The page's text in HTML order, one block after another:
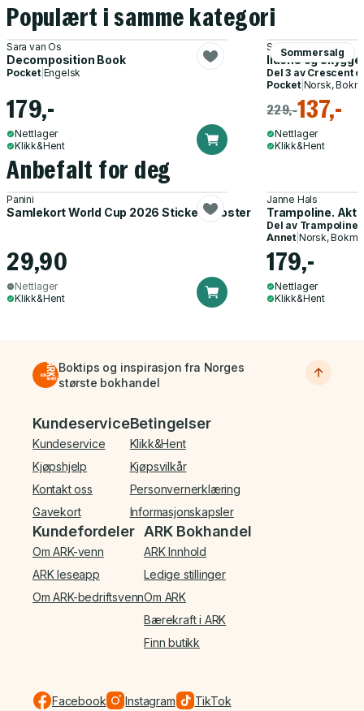
Populært i samme kategori
Sara van Os
Decomposition Book
Pocket| Engelsk
179,-
Nettlager
Klikk&Hent
Sommersalg
Sarah J. Maas
Ildens og
Del 3 av Crescent
Pocket| Norsk,
229,-137,-
Nettlager
Klikk&Hent
Anbefalt for deg
Panini
Samlekort World Cup 2026 Sticker Booster
29,90
Nettlager
Klikk&Hent
Janne Hals
Trampoline.
Del av Trampoline
Annet| Norsk,
179,-
Nettlager
Klikk&Hent
Boktips og inspirasjon fra Norges
største bokhandel
Bunnmeny
Kundeservice
Kundeservice
Kjøpshjelp
Kontakt oss
Gavekort
Betingelser
Klikk&Hent
Kjøpsvilkår
Personvernerklæring
Informasjonskapsler
Kundefordeler
Om ARK-venn
ARK leseapp
Om ARK-bedriftsvenn
ARK Bokhandel
ARK Innhold
Ledige stillinger
Om ARK
Bærekraft i ARK
Finn butikk
Facebook Instagram TikTok